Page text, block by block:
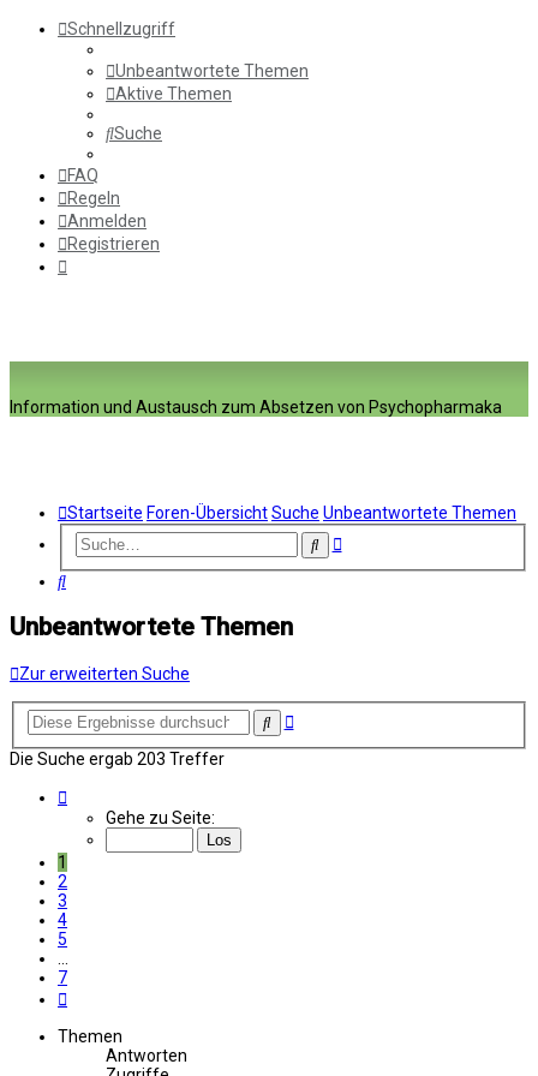
Schnellzugriff
Unbeantwortete Themen
Aktive Themen
Suche
FAQ
Regeln
Anmelden
Registrieren
Information und Austausch zum Absetzen von Psychopharmaka
Startseite Foren-ÜbersichtSuche Unbeantwortete Themen
SucheErweiterte
Suche
Unbeantwortete Themen
Zur erweiterten Suche
SucheErweiterte
Die Suche ergab 203 Treffer
7
Gehe zu Seite:
1
2
3
4
5
7
Themen
Antworten